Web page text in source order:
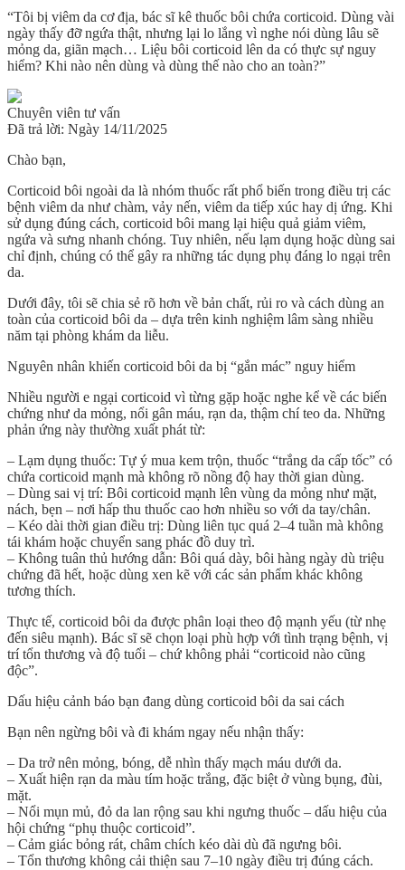
“Tôi bị viêm da cơ địa, bác sĩ kê thuốc bôi chứa corticoid. Dùng vài
ngày thấy đỡ ngứa thật, nhưng lại lo lắng vì nghe nói dùng lâu sẽ
mỏng da, giãn mạch… Liệu bôi corticoid lên da có thực sự nguy
hiểm? Khi nào nên dùng và dùng thế nào cho an toàn?”
Chuyên viên tư vấn
Đã trả lời: Ngày 14/11/2025
Chào bạn,
Corticoid bôi ngoài da là nhóm thuốc rất phổ biến trong điều trị các
bệnh viêm da như chàm, vảy nến, viêm da tiếp xúc hay dị ứng. Khi
sử dụng đúng cách, corticoid bôi mang lại hiệu quả giảm viêm,
ngứa và sưng nhanh chóng. Tuy nhiên, nếu lạm dụng hoặc dùng sai
chỉ định, chúng có thể gây ra những tác dụng phụ đáng lo ngại trên
da.
Dưới đây, tôi sẽ chia sẻ rõ hơn về bản chất, rủi ro và cách dùng an
toàn của corticoid bôi da – dựa trên kinh nghiệm lâm sàng nhiều
năm tại phòng khám da liễu.
Nguyên nhân khiến corticoid bôi da bị “gắn mác” nguy hiểm
Nhiều người e ngại corticoid vì từng gặp hoặc nghe kể về các biến
chứng như da mỏng, nổi gân máu, rạn da, thậm chí teo da. Những
phản ứng này thường xuất phát từ:
– Lạm dụng thuốc: Tự ý mua kem trộn, thuốc “trắng da cấp tốc” có
chứa corticoid mạnh mà không rõ nồng độ hay thời gian dùng.
– Dùng sai vị trí: Bôi corticoid mạnh lên vùng da mỏng như mặt,
nách, bẹn – nơi hấp thu thuốc cao hơn nhiều so với da tay/chân.
– Kéo dài thời gian điều trị: Dùng liên tục quá 2–4 tuần mà không
tái khám hoặc chuyển sang phác đồ duy trì.
– Không tuân thủ hướng dẫn: Bôi quá dày, bôi hàng ngày dù triệu
chứng đã hết, hoặc dùng xen kẽ với các sản phẩm khác không
tương thích.
Thực tế, corticoid bôi da được phân loại theo độ mạnh yếu (từ nhẹ
đến siêu mạnh). Bác sĩ sẽ chọn loại phù hợp với tình trạng bệnh, vị
trí tổn thương và độ tuổi – chứ không phải “corticoid nào cũng
độc”.
Dấu hiệu cảnh báo bạn đang dùng corticoid bôi da sai cách
Bạn nên ngừng bôi và đi khám ngay nếu nhận thấy:
– Da trở nên mỏng, bóng, dễ nhìn thấy mạch máu dưới da.
– Xuất hiện rạn da màu tím hoặc trắng, đặc biệt ở vùng bụng, đùi,
mặt.
– Nổi mụn mủ, đỏ da lan rộng sau khi ngưng thuốc – dấu hiệu của
hội chứng “phụ thuộc corticoid”.
– Cảm giác bỏng rát, châm chích kéo dài dù đã ngưng bôi.
– Tổn thương không cải thiện sau 7–10 ngày điều trị đúng cách.